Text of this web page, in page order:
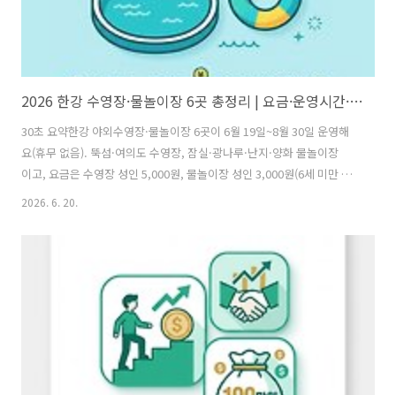
2026 한강 수영장·물놀이장 6곳 총정리 | 요금·운영시간·야간개장
30초 요약한강 야외수영장·물놀이장 6곳이 6월 19일~8월 30일 운영해
요(휴무 없음). 뚝섬·여의도 수영장, 잠실·광나루·난지·양화 물놀이장
이고, 요금은 수영장 성인 5,000원, 물놀이장 성인 3,000원(6세 미만 무
료). 7월 3일부터 야간 개장(밤 10시까지), 단 광나루·양화는 오후 6시까
돼요. 서울 도심에서 가장 가까운 피서지, 한강 수영장과 물놀이장이 오
늘부터 문을 열었습니다. 요금, 운영시간, 야간 개장, 6곳별 특징까지 한
번에 정리했어요.운영 정보 · 요금 · 야간 개장구분내용운영 기간2026.
6. 19. ~ 8. 30. (휴무 없음)운영 시간오전 9시 ~ 오후 6시(야간 7/3부터 밤
10시까지)장소뚝섬·여의..
2026. 6. 20.